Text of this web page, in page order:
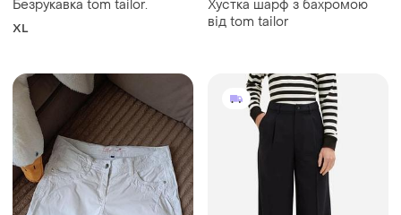
Безрукавка tom tailor.
XL
Хустка шарф з бахромою
від tom tailor